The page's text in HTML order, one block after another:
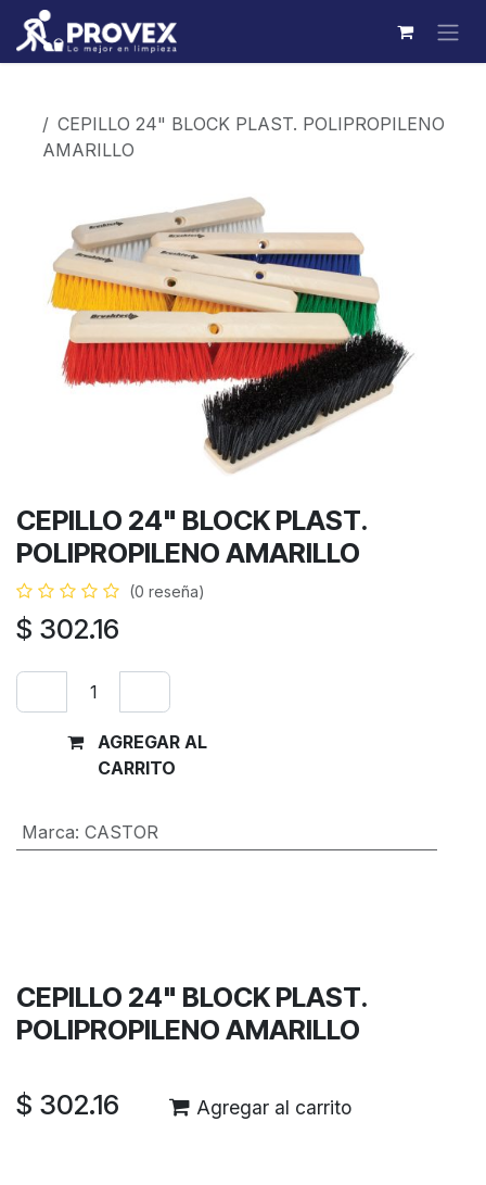
Ir al contenido
CEPILLO 24" BLOCK PLAST. POLIPROPILENO
AMARILLO
CEPILLO 24" BLOCK PLAST.
POLIPROPILENO AMARILLO
(0 reseña)
$ 302.16
AGREGAR AL
CARRITO
Marca: CASTOR
CEPILLO 24" BLOCK PLAST.
POLIPROPILENO AMARILLO
$ 302.16 Agregar al carrito